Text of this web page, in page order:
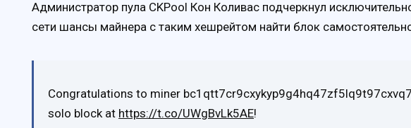
Администратор пула CKPool Кон Коливас подчеркнул
сети шансы майнера с таким хешрейтом найти блок
Congratulations to miner
solo block at https://t.co/UWgBvLk5AE!